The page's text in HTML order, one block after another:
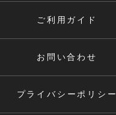
ご利用ガイド
お問い合わせ
プライバシーポリシー